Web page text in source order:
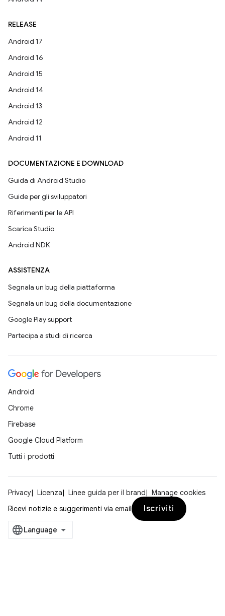
RELEASE
Android 17
Android 16
Android 15
Android 14
Android 13
Android 12
Android 11
DOCUMENTAZIONE E DOWNLOAD
Guida di Android Studio
Guide per gli sviluppatori
Riferimenti per le API
Scarica Studio
Android NDK
ASSISTENZA
Segnala un bug della piattaforma
Segnala un bug della documentazione
Google Play support
Partecipa a studi di ricerca
Android
Chrome
Firebase
Google Cloud Platform
Tutti i prodotti
Privacy Licenza Linee guida per il brand
Manage cookies
Ricevi notizie e suggerimenti via email
Iscriviti